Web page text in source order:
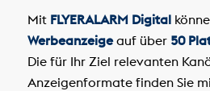
Mit FLYERALARM Digital
Werbeanzeigeauf über 50
Die für Ihr Ziel relevanten
Anzeigenformate finden Sie